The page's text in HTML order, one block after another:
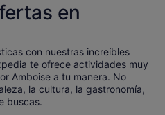
en
con nuestras increíbles
te ofrece actividades muy
Amboise a tu manera. No
la cultura, la gastronomía,
buscas.